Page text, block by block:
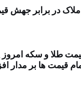
در برابر جهش
قیمت ها بر مدار